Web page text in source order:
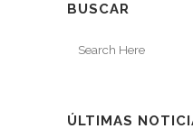
BUSCAR
ÚLTIMAS